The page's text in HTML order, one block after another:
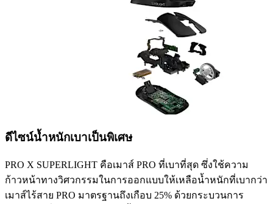
ดีไซน์น้ำหนักเบาเป็นพิเศษ
PRO X SUPERLIGHT คือเมาส์ PRO ที่เบาที่สุด ซึ่งใช้ความ
ก้าวหน้าทางวิศวกรรมในการออกแบบให้เหลือน้ำหนักที่เบากว่า
เมาส์ไร้สาย PRO มาตรฐานถึงเกือบ 25% ด้วยกระบวนการ